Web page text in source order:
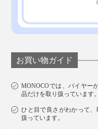
お買い物ガイド
MONOCOでは、バイヤー
品だけを取り扱っています。
ひと目で良さがわかって
扱っています。